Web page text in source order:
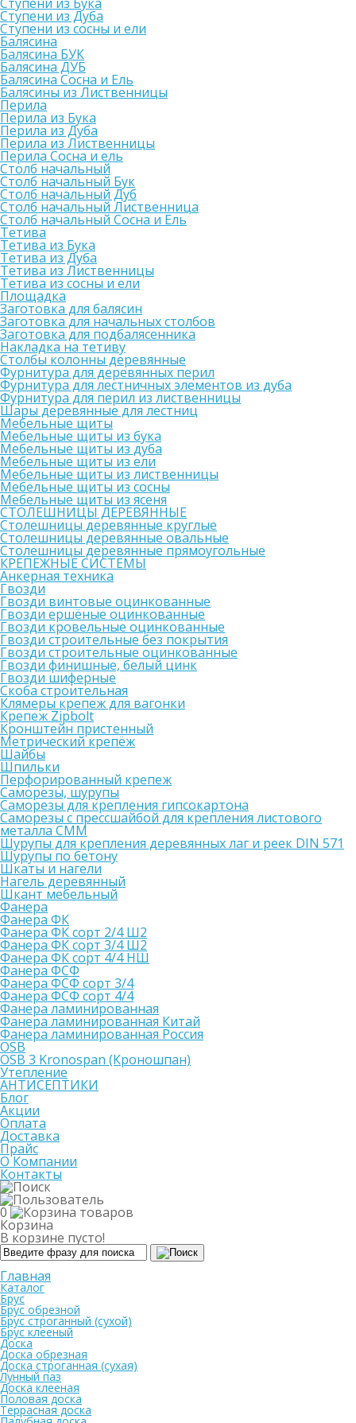
Ступени из Дуба
Ступени из сосны и ели
Балясина
Балясина БУК
Балясина ДУБ
Балясина Сосна и Ель
Балясины из Лиственницы
Перила
Перила из Бука
Перила из Дуба
Перила из Лиственницы
Перила Сосна и ель
Столб начальный
Столб начальный Бук
Столб начальный Дуб
Столб начальный Лиственница
Столб начальный Сосна и Ель
Тетива
Тетива из Бука
Тетива из Дуба
Тетива из Лиственницы
Тетива из сосны и ели
Площадка
Заготовка для балясин
Заготовка для начальных столбов
Заготовка для подбалясенника
Накладка на тетиву
Столбы колонны деревянные
Фурнитура для деревянных перил
Фурнитура для лестничных элементов из дуба
Фурнитура для перил из лиственницы
Шары деревянные для лестниц
Мебельные щиты
Мебельные щиты из бука
Мебельные щиты из дуба
Мебельные щиты из ели
Мебельные щиты из лиственницы
Мебельные щиты из сосны
Мебельные щиты из ясеня
СТОЛЕШНИЦЫ ДЕРЕВЯННЫЕ
Столешницы деревянные круглые
Столешницы деревянные овальные
Столешницы деревянные прямоугольные
КРЕПЕЖНЫЕ СИСТЕМЫ
Анкерная техника
Гвозди
Гвозди винтовые оцинкованные
Гвозди ершёные оцинкованные
Гвозди кровельные оцинкованные
Гвозди строительные без покрытия
Гвозди строительные оцинкованные
Гвозди финишные, белый цинк
Гвозди шиферные
Скоба строительная
Клямеры крепеж для вагонки
Крепеж Zipbolt
Кронштейн пристенный
Метрический крепёж
Шайбы
Шпильки
Перфорированный крепеж
Саморезы, шурупы
Саморезы для крепления гипсокартона
Саморезы с прессшайбой для крепления листового
металла СММ
Шурупы для крепления деревянных лаг и реек DIN 571
Шурупы по бетону
Шкаты и нагели
Нагель деревянный
Шкант мебельный
Фанера
Фанера ФК
Фанера ФК сорт 2/4 Ш2
Фанера ФК сорт 3/4 Ш2
Фанера ФК сорт 4/4 НШ
Фанера ФСФ
Фанера ФСФ сорт 3/4
Фанера ФСФ сорт 4/4
Фанера ламинированная
Фанера ламинированная Китай
Фанера ламинированная Россия
OSB
OSB 3 Kronospan (Кроношпан)
Утепление
АНТИСЕПТИКИ
Блог
Акции
Оплата
Доставка
Прайс
О Компании
Контакты
0
Корзина
В корзине пусто!
Главная
Каталог
Брус
Брус обрезной
Брус строганный (сухой)
Брус клееный
Доска
Доска обрезная
Доска строганная (сухая)
Лунный паз
Доска клееная
Половая доска
Террасная доска